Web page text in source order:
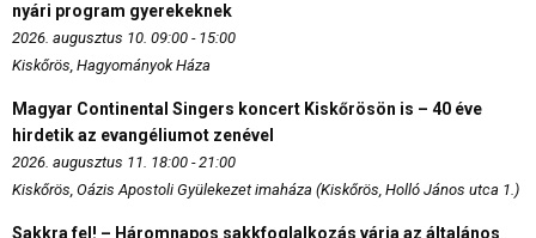
nyári program gyerekeknek
2026. augusztus 10. 09:00 - 15:00
Kiskőrös, Hagyományok Háza
Magyar Continental Singers koncert Kiskőrösön is – 40 éve
hirdetik az evangéliumot zenével
2026. augusztus 11. 18:00 - 21:00
Kiskőrös, Oázis Apostoli Gyülekezet imaháza (Kiskőrös, Holló János utca 1.)
Sakkra fel! – Háromnapos sakkfoglalkozás várja az általános